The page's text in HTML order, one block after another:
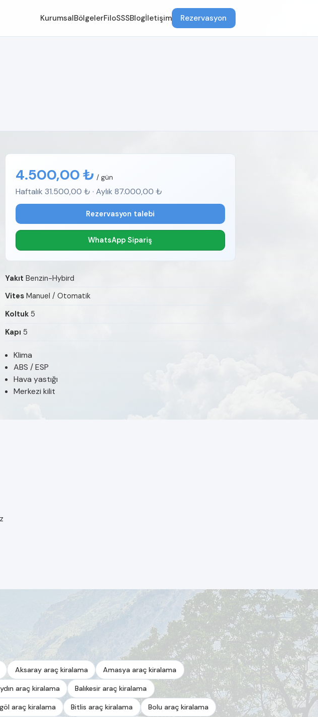
KurumsalBölgelerFiloSSSBlogİletişim Rezervasyon
4.500,00 ₺ / gün
Haftalık 31.500,00 ₺ · Aylık 87.000,00 ₺
Rezervasyon talebi
WhatsApp Sipariş
Yakıt Benzin-Hybird
VitesManuel / Otomatik
Koltuk5
Kapı 5
Klima
ABS / ESP
Hava yastığı
Merkezi kilit
Aksaray araç kiralama Amasya araç kiralama
araç kiralama Balıkesir araç kiralama
araç kiralama Bitlis araç kiralama Bolu araç kiralama